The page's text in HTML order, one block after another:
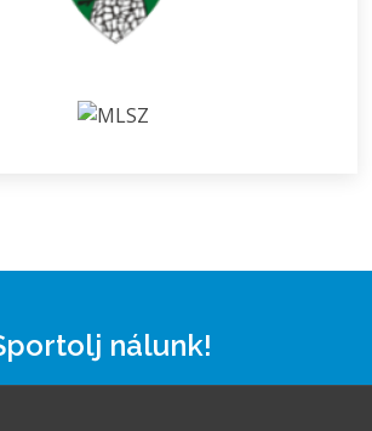
nálunk!